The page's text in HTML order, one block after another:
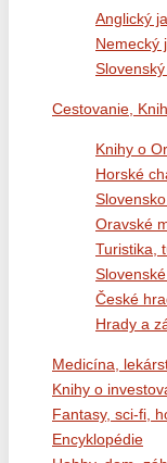
Anglický
Nemecký
Cestovanie,
Knihy o
Horské
Oravské
Turistika,
České
Hrady a
Medicína,
Knihy o
Fantasy, sci-fi,
Encyklopédie